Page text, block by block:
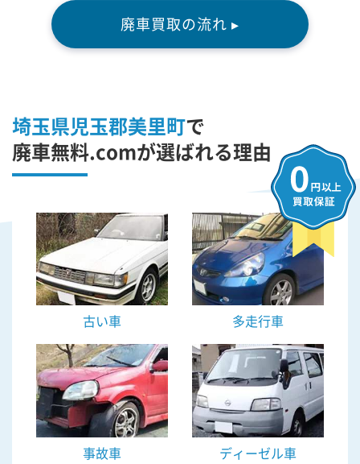
廃車買取の流れ ▸
埼玉県児玉郡美里町で
廃車無料.comが選ばれる理由
古い車 多走行車
事故車 ディーゼル車